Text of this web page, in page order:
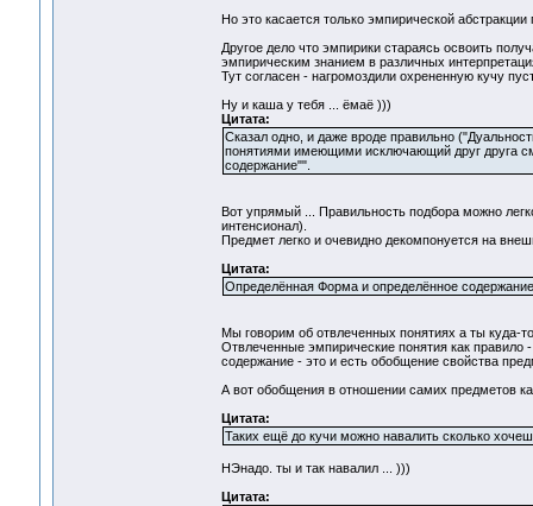
Но это касается только эмпирической
Другое дело что эмпирики стараясь освоить
эмпирическим знанием в различных
Тут согласен - нагромоздили охрененную кучу
Ну и каша у тебя ... ёмаё )))
Цитата:
Сказал одно, и даже вроде правильно
понятиями имеющими исключающий друг друга
содержание"".
Вот упрямый ... Правильность подбора можно
интенсионал).
Предмет легко и очевидно декомпонуется на
Цитата:
Определённая Форма и определённое
Мы говорим об отвлеченных понятиях а ты куда-
Отвлеченные эмпирические понятия как правило
содержание - это и есть обобщение свойства
А вот обобщения в отношении самих предметов
Цитата:
Таких ещё до кучи можно навалить сколько
НЭнадо. ты и так навалил ... )))
Цитата: